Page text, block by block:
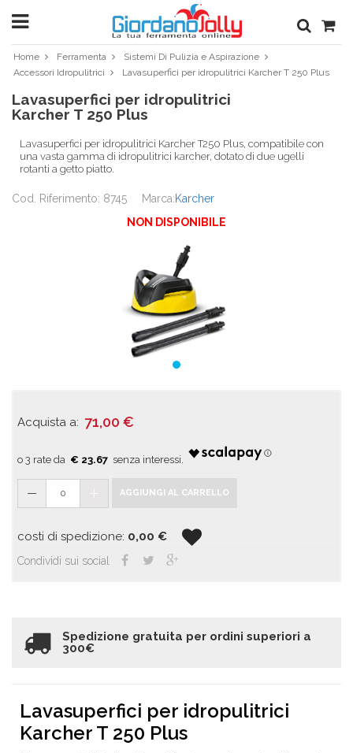
Home Ferramenta
Sistemi Di Pulizia e Aspirazione
Accessori Idropulitrici
Lavasuperfici per idropulitrici Karcher T 250 Plus
Lavasuperfici per idropulitrici
Karcher T 250 Plus
Lavasuperfici per idropulitrici Karcher T250 Plus, compatibile con
una vasta gamma di idropulitrici karcher, dotato di due ugelli
rotanti a getto piatto.
Cod. Riferimento: 8745 Marca:Karcher
NON DISPONIBILE
Acquista a: 71,00 €
€ 23.67
0 AGGIUNGI AL CARRELLO
costi di spedizione: 0,00 €
Condividi sui social
Spedizione gratuita per ordini superiori a
300€
Lavasuperfici per idropulitrici
Karcher T 250 Plus